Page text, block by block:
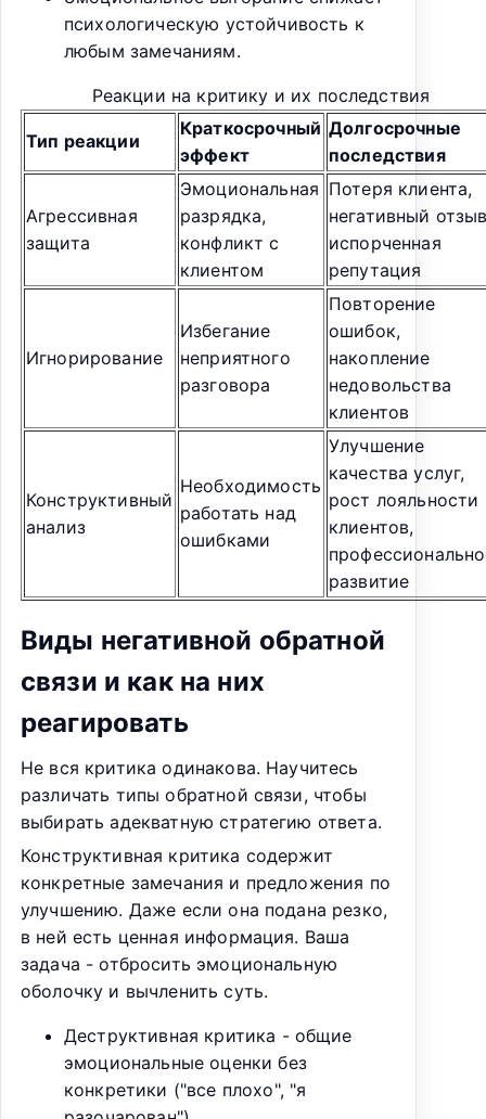
психологическую устойчивость к
любым замечаниям.
Реакции на критику и их последствия
Тип реакции
Краткосрочный
эффект
Долгосрочные
последствия
Агрессивная
защита
Эмоциональная
разрядка,
конфликт с
клиентом
Потеря клиента,
негативный
испорченная
репутация
Игнорирование
Избегание
неприятного
разговора
Повторение
ошибок,
накопление
недовольства
клиентов
Конструктивный
анализ
Необходимость
работать над
ошибками
Улучшение
качества услуг,
рост лояльности
клиентов,
развитие
Виды негативной обратной
связи и как на них
реагировать
Не вся критика одинакова. Научитесь
различать типы обратной связи, чтобы
выбирать адекватную стратегию ответа.
Конструктивная критика содержит
конкретные замечания и предложения по
улучшению. Даже если она подана резко,
в ней есть ценная информация. Ваша
задача - отбросить эмоциональную
оболочку и вычленить суть.
Деструктивная критика - общие
эмоциональные оценки без
конкретики ("все плохо", "я